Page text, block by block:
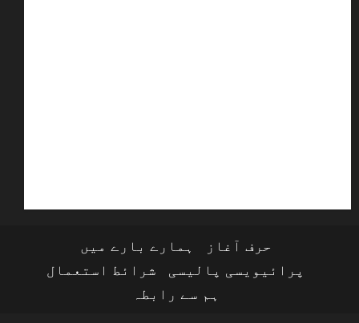
حرف آغاز
ہمارے بارے میں
پرائیویسی پالیسی
شرائط استعمال
ہم سے رابطہ